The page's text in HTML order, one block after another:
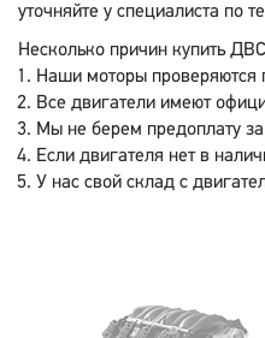
уточняйте у специалиста по
Несколько причин купить
Наши моторы проверяются
Все двигатели имеют
Мы не берем предоплату
Если двигателя нет в
У нас свой склад с